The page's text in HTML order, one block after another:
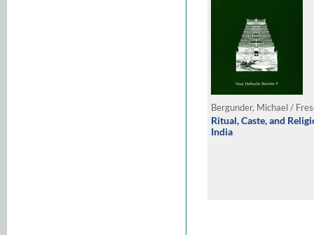
Ritual, Caste, and
India